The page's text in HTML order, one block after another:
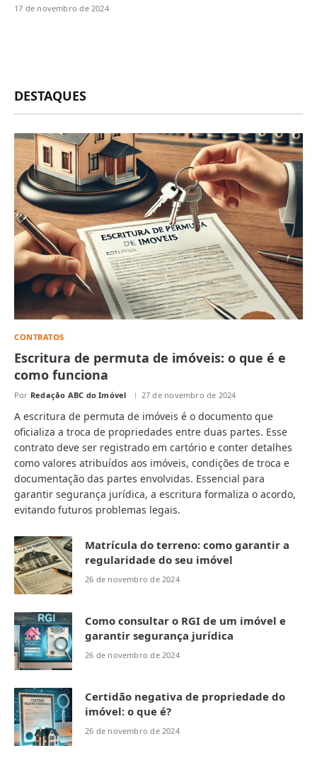
17 de novembro de 2024
DESTAQUES
CONTRATOS
Escritura de permuta de imóveis: o que é e
como funciona
Por Redação ABC do Imóvel 27 de novembro de 2024
A escritura de permuta de imóveis é o documento que
oficializa a troca de propriedades entre duas partes. Esse
contrato deve ser registrado em cartório e conter detalhes
como valores atribuídos aos imóveis, condições de troca e
documentação das partes envolvidas. Essencial para
garantir segurança jurídica, a escritura formaliza o acordo,
evitando futuros problemas legais.
Matrícula do terreno: como garantir a
regularidade do seu imóvel
26 de novembro de 2024
Como consultar o RGI de um imóvel e
garantir segurança jurídica
26 de novembro de 2024
Certidão negativa de propriedade do
imóvel: o que é?
26 de novembro de 2024